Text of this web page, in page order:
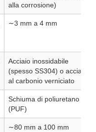
alla corrosione)
∼3 mm a 4 mm
Acciaio inossidabile
(spesso SS304) o acciaio
al carbonio verniciato
Schiuma di poliuretano
(PUF)
∼80 mm a 100 mm